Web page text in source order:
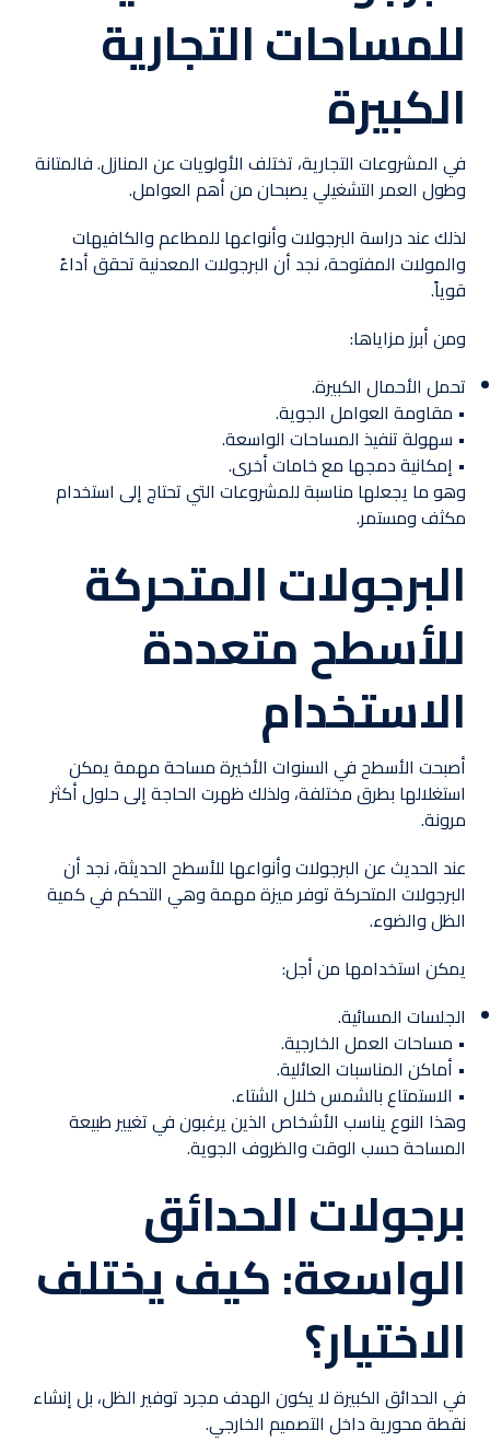
للمساحات التجارية
الكبيرة
في المشروعات التجارية، تختلف الأولويات عن المنازل. فالمتانة
وطول العمر التشغيلي يصبحان من أهم العوامل.
لذلك عند دراسة البرجولات وأنواعها للمطاعم والكافيهات
والمولات المفتوحة، نجد أن البرجولات المعدنية تحقق أداءً
قوياً.
ومن أبرز مزاياها:
تحمل الأحمال الكبيرة.
• مقاومة العوامل الجوية.
• سهولة تنفيذ المساحات الواسعة.
• إمكانية دمجها مع خامات أخرى.
وهو ما يجعلها مناسبة للمشروعات التي تحتاج إلى استخدام
مكثف ومستمر.
البرجولات المتحركة
للأسطح متعددة
الاستخدام
أصبحت الأسطح في السنوات الأخيرة مساحة مهمة يمكن
استغلالها بطرق مختلفة، ولذلك ظهرت الحاجة إلى حلول أكثر
مرونة.
عند الحديث عن البرجولات وأنواعها للأسطح الحديثة، نجد أن
البرجولات المتحركة توفر ميزة مهمة وهي التحكم في كمية
الظل والضوء.
يمكن استخدامها من أجل:
الجلسات المسائية.
• مساحات العمل الخارجية.
• أماكن المناسبات العائلية.
• الاستمتاع بالشمس خلال الشتاء.
وهذا النوع يناسب الأشخاص الذين يرغبون في تغيير طبيعة
المساحة حسب الوقت والظروف الجوية.
برجولات الحدائق
الواسعة: كيف يختلف
الاختيار؟
في الحدائق الكبيرة لا يكون الهدف مجرد توفير الظل، بل إنشاء
نقطة محورية داخل التصميم الخارجي.